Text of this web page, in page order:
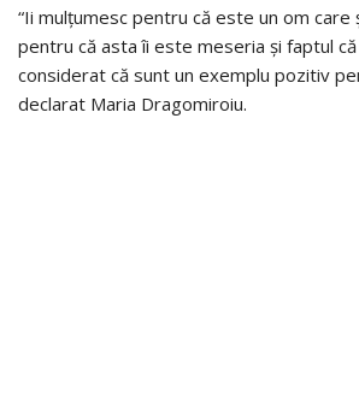
“Ii mulțumesc pentru că este un om care
pentru că asta îi este meseria și faptul
considerat că sunt un exemplu pozitiv
declarat Maria Dragomiroiu.